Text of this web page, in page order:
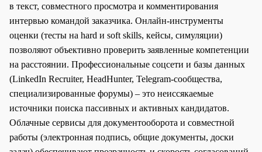
в текст, совместного просмотра и комментирования
интервью командой заказчика. Онлайн-инструменты
оценки (тесты на hard и soft skills, кейсы, симуляции)
позволяют объективно проверить заявленные компетенции
на расстоянии. Профессиональные соцсети и базы данных
(LinkedIn Recruiter, HeadHunter, Telegram-сообщества,
специализированные форумы) – это неиссякаемые
источники поиска пассивных и активных кандидатов.
Облачные сервисы для документооборота и совместной
работы (электронная подпись, общие документы, доски